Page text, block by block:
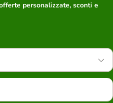
personalizzate, sconti e